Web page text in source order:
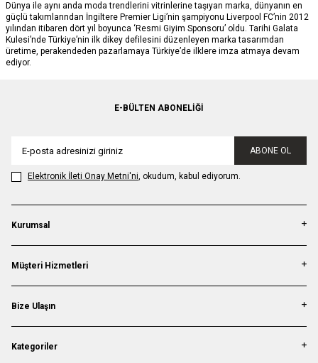
Dünya ile aynı anda moda trendlerini vitrinlerine taşıyan marka, dünyanın en
güçlü takımlarından İngiltere Premier Ligi’nin şampiyonu Liverpool FC’nin 2012
yılından itibaren dört yıl boyunca ‘Resmi Giyim Sponsoru’ oldu. Tarihi Galata
Kulesi’nde Türkiye’nin ilk dikey defilesini düzenleyen marka tasarımdan
üretime, perakendeden pazarlamaya Türkiye’de ilklere imza atmaya devam
ediyor.
E-BÜLTEN ABONELIĞI
ABONE OL
Elektronik İleti Onay Metni'ni, okudum, kabul ediyorum.
Kurumsal
Müşteri Hizmetleri
Bize Ulaşın
Kategoriler